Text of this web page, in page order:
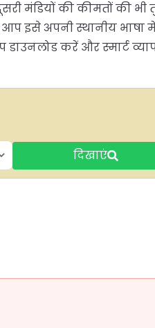
मंडियों की कीमतों की भी
इसे अपनी स्थानीय भाषा
करें और स्मार्ट
दिखाएं